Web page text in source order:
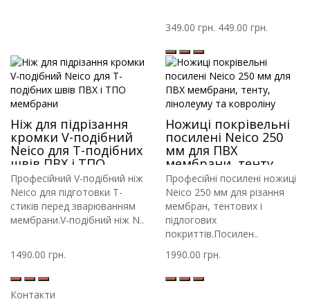
349.00 грн. 449.00 грн.
Ніж для підрізання
кромки V-подібний
Neico для Т-подібних
швів ПВХ і ТПО
мембрани
Професійний V-подібний ніж
Neico для підготовки Т-
стиків перед зварюванням
мембрани.V-подібний ніж N..
1490.00 грн.
Ножиці покрівельні
посилені Neico 250
мм для ПВХ
мембрани, тенту,
лінолеуму та
ковроліну
Професійні посилені ножиці
Neico 250 мм для різання
мембран, тентових і
підлогових
покриттів.Посилен..
1990.00 грн.
Контакти